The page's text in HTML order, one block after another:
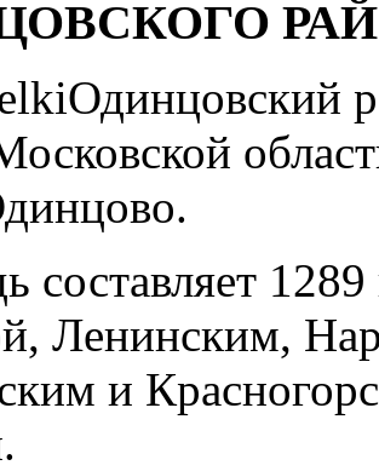
Одинцовский
составляет
Ленинским,
и